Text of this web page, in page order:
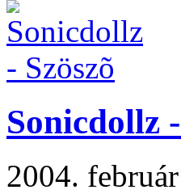
Sonicdollz
2004.